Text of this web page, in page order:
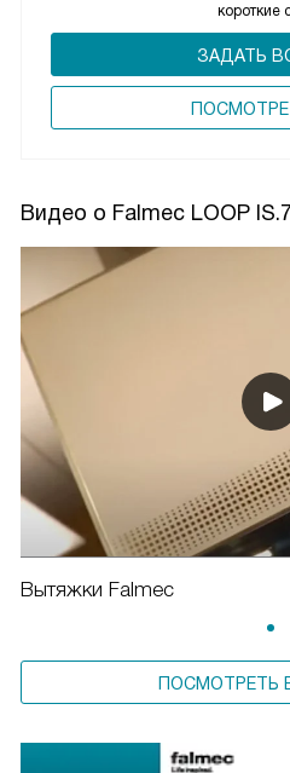
короткие
ЗАДАТЬ
Видео о Falmec LOOP
Вытяжки Falmec
ПОСМОТРЕТЬ